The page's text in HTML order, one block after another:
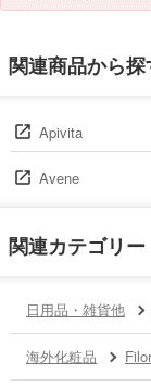
関連商品から探
Apivita
Avene
関連カテゴリー
日用品・雑貨他
海外化粧品